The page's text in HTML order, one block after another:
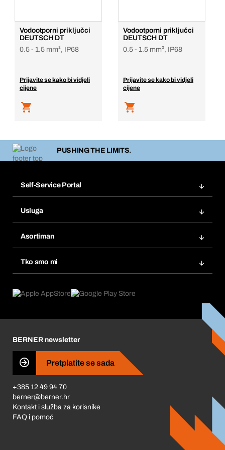
Vodootporni priključci
DEUTSCH DT
0.5 - 1.5 mm², IP68
Prijavite se kako bi vidjeli
cijene
Vodootporni priključci
DEUTSCH DT
0.5 - 1.5 mm², IP68
Prijavite se kako bi vidjeli
cijene
PUSHING THE LIMITS.
Self-Service Portal
Popisi želja
Ponovno naručivanje
Pretplate
Usluga
Tražitelji proizvoda
Asortiman
Tko smo mi
Što nas pokreće
Business Conduct
BERNER newsletter
Pretplatite se sada
+385 12 49 94 70
berner@berner.hr
Kontakt i služba za korisnike
FAQ i pomoć